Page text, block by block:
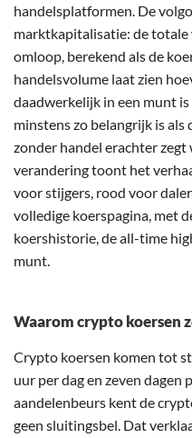
handelsplatformen. De
marktkapitalisatie: de totale
omloop, berekend als de
handelsvolume laat zien
daadwerkelijk in een munt
minstens zo belangrijk is als
zonder handel erachter
verandering toont het
voor stijgers, rood voor
volledige koerspagina, met
koershistorie, de all-time
munt.
Waarom crypto koersen
Crypto koersen komen tot
uur per dag en zeven dagen
aandelenbeurs kent de
geen sluitingsbel. Dat